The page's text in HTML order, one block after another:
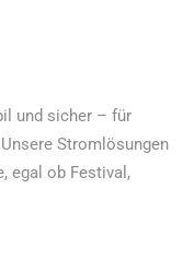
und sicher – für
Stromlösungen
egal ob Festival,